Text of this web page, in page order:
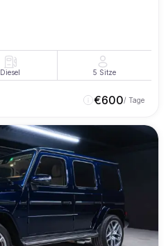
Diesel 5 Sitze
€600/ Tage